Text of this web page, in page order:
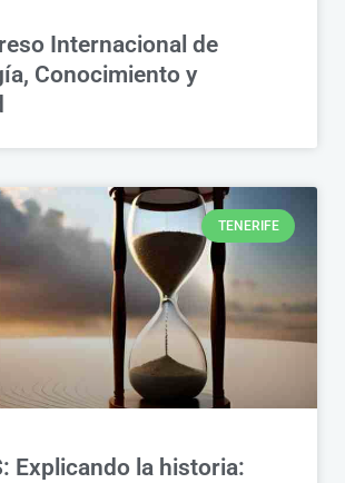
Internacional de
Conocimiento y
TENERIFE
Explicando la historia: